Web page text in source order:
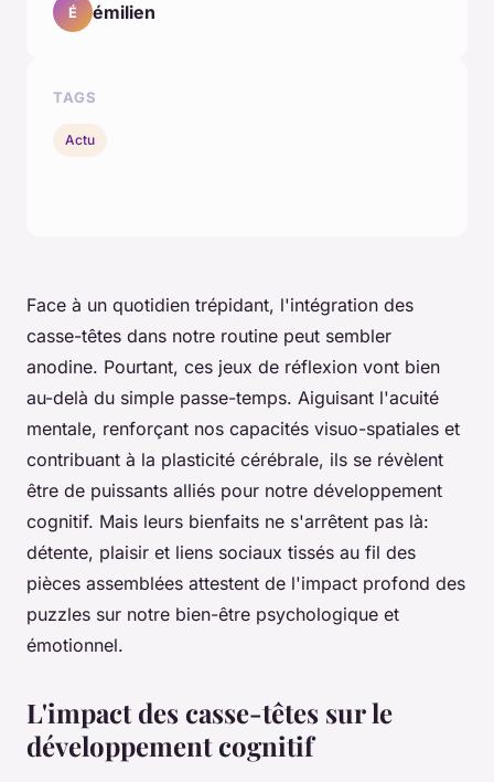
Face à un quotidien trépidant, l'intégration des
casse-têtes dans notre routine peut sembler
anodine. Pourtant, ces jeux de réflexion vont bien
au-delà du simple passe-temps. Aiguisant l'acuité
mentale, renforçant nos capacités visuo-spatiales et
contribuant à la plasticité cérébrale, ils se révèlent
être de puissants alliés pour notre développement
cognitif. Mais leurs bienfaits ne s'arrêtent pas là:
détente, plaisir et liens sociaux tissés au fil des
pièces assemblées attestent de l'impact profond des
puzzles sur notre bien-être psychologique et
émotionnel.
L'impact des casse-têtes sur le
développement cognitif
É émilien
TAGS
Actu